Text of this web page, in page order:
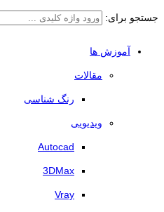
جستجو برای:
آموزش ها
مقالات
رنگ شناسی
ویدیویی
Autocad
3DMax
Vray